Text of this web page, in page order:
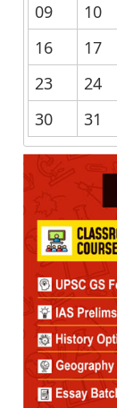
09
10
16
17
23
24
30
31